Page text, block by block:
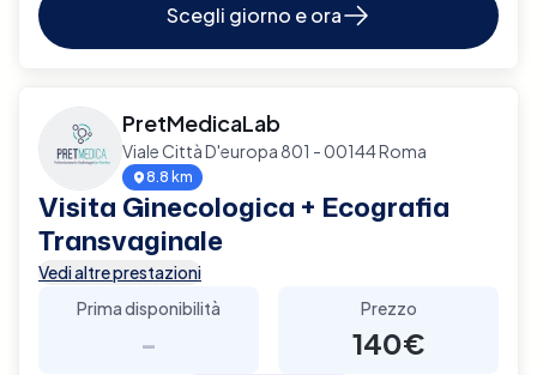
Scegli giorno e ora
PretMedicaLab
Viale Città D'europa 801 - 00144 Roma
8.8 km
Visita Ginecologica + Ecografia
Transvaginale
Vedi altre prestazioni
Prima disponibilità
-
Prezzo
140€